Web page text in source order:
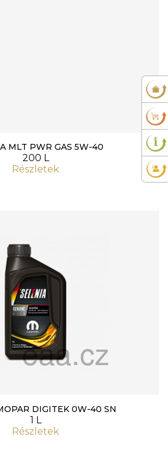
MLT PWR GAS 5W-40
200 L
Részletek
DIGITEK 0W-40 SN
1 L
Részletek